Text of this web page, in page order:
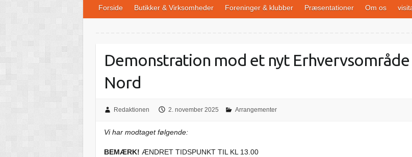
Forside Butikker & Virksomheder Foreninger & klubber Præsentationer Om os
Demonstration mod et nyt Erhvervsområde
Nord
Redaktionen 2. november 2025 Arrangementer
Vi har modtaget følgende:
BEMÆRK! ÆNDRET TIDSPUNKT TIL KL 13.00